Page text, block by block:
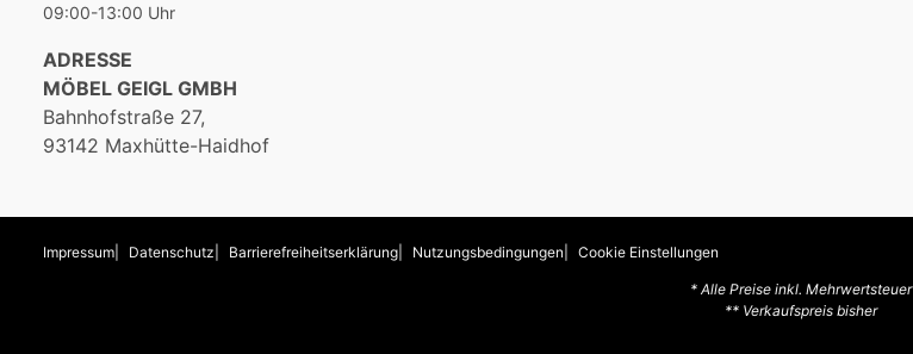
09:00-13:00 Uhr
ADRESSE
MÖBEL GEIGL GMBH
Bahnhofstraße 27,
93142 Maxhütte-Haidhof
Impressum Datenschutz Barrierefreiheitserklärung Nutzungsbedingungen Cookie Einstellungen
* Alle Preise inkl. Mehrwertsteuer
** Verkaufspreis bisher